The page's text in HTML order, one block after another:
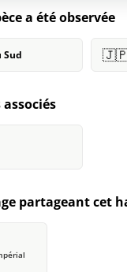
a été observée
Sud
associés
partageant cet